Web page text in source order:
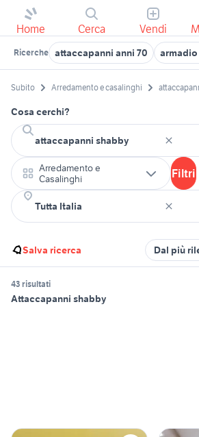
Home Cerca Vendi
Ricerche attaccapanni anni 70
Subito Arredamento e casalinghi
Cosa cerchi?
Arredamento e
Casalinghi
Filtri
Salva ricerca Dal più
43 risultati
Attaccapanni shabby